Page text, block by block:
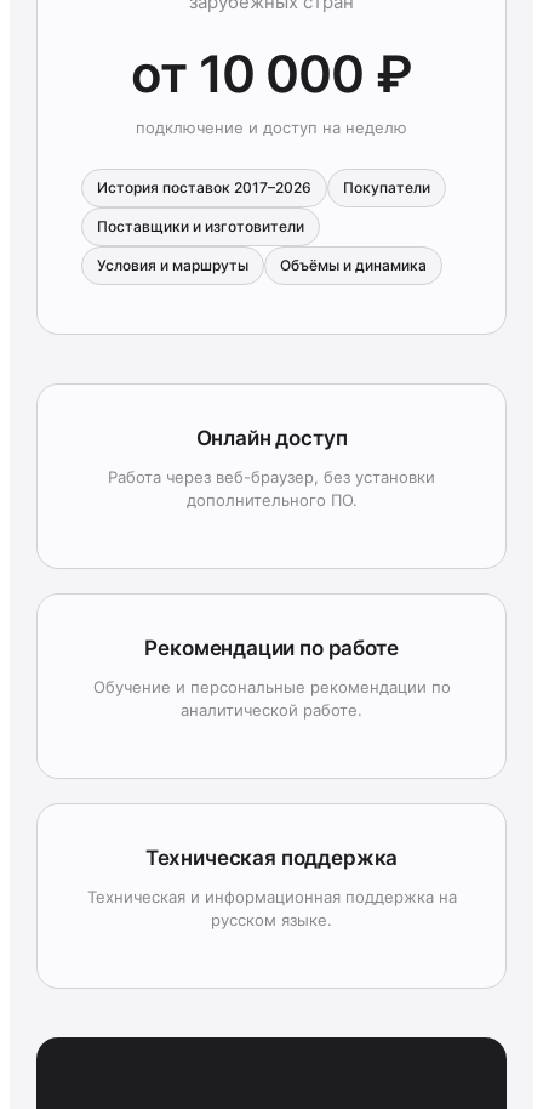
от 10 000 ₽
подключение и доступ на неделю
История поставок 2017–2026 Покупатели
Поставщики и изготовители
Условия и маршруты Объёмы и динамика
Онлайн доступ
Работа через веб-браузер, без установки
дополнительного ПО.
Рекомендации по работе
Обучение и персональные рекомендации по
аналитической работе.
Техническая поддержка
Техническая и информационная поддержка на
русском языке.